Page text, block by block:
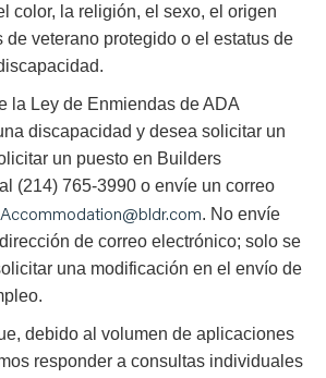
color, la religión, el sexo, el origen
de veterano protegido o el estatus de
la Ley de Enmiendas de ADA
discapacidad y desea solicitar un
un puesto en Builders
(214) 765-3990 o envíe un correo
. No envíe
de correo electrónico; solo se
una modificación en el envío de
debido al volumen de aplicaciones
responder a consultas individuales